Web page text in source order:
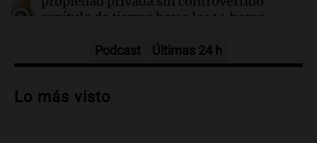
capítulo de tierras hoy a las 14 horas
Audio.Asesinan a influencer mexicano
vivo en Culiacán, Sinaloa
Podcast Últimas 24 h
Lo más visto